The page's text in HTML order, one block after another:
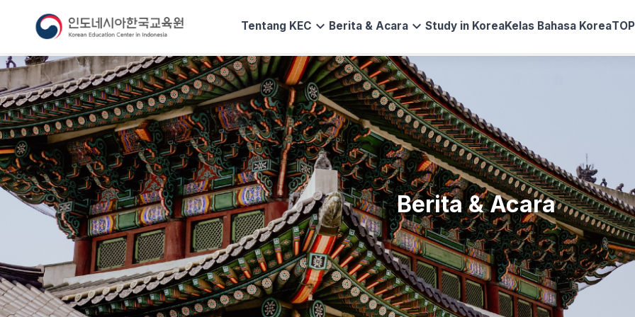
Tentang KEC expand_more Berita & Acara expand_moreStudy in KoreaKelas Bahasa Korea
Berita & Acara